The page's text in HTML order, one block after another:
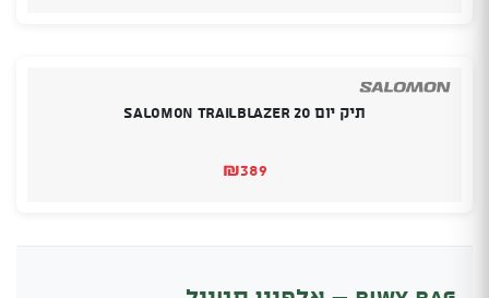
תיק יום SALOMON TRAILBLAZER 20
₪389